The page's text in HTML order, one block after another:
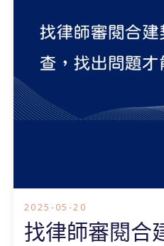
2025-05-20
找律師審閱合